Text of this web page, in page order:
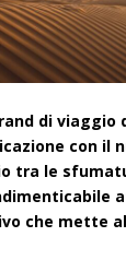
di viaggio
con il
tra le
che mette